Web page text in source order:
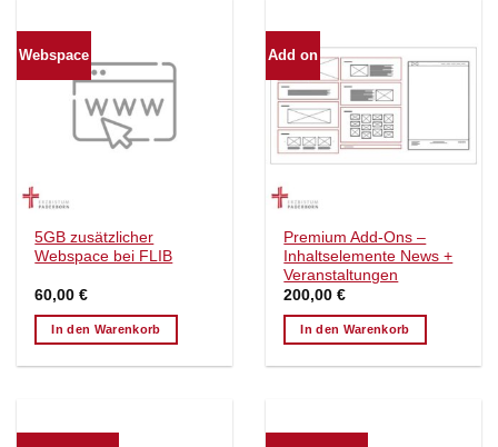
Webspace
5GB zusätzlicher
Webspace bei FLIB
60,00€
In den Warenkorb
Add on
Premium Add-Ons –
Inhaltselemente News +
Veranstaltungen
200,00€
In den Warenkorb